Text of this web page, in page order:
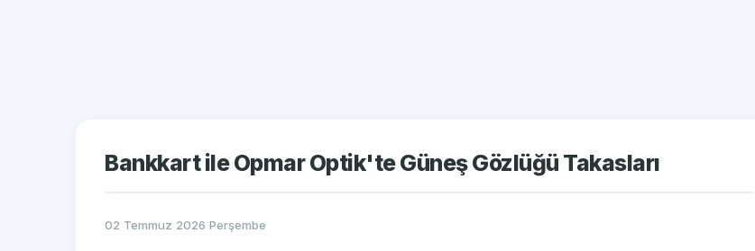
Bankkart ile Opmar Optik'te Güneş Gözlüğü Takasları
02 Temmuz 2026 Perşembe